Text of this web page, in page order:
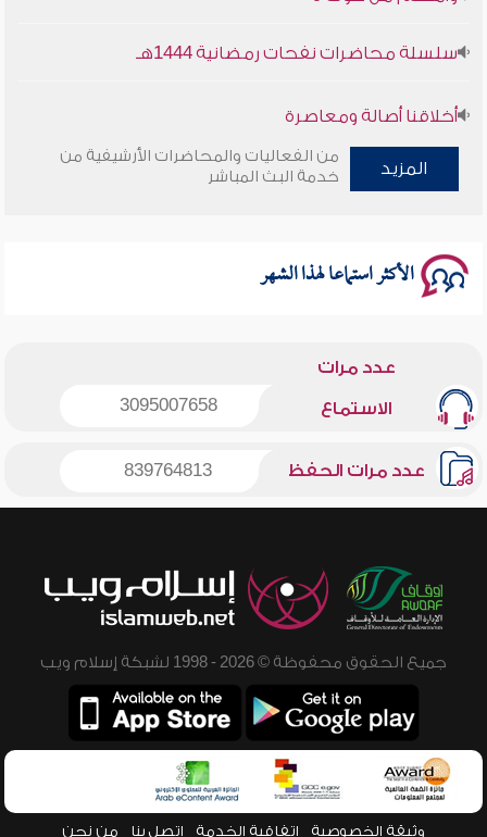
سلسلة محاضرات نفحات رمضانية 1444هـ
أخلاقنا أصالة ومعاصرة
وأمنهم من خوف 9
المزيد
من الفعاليات والمحاضرات الأرشيفية من
خدمة البث المباشر
الأكثر استماعا لهذا الشهر
عدد مرات
الاستماع 3095007658
عدد مرات الحفظ 839764813
جميع الحقوق محفوظة © 2026 - 1998 لشبكة إسلام ويب
وثيقة الخصوصية اتفاقية الخدمة اتصل بنا من نحن